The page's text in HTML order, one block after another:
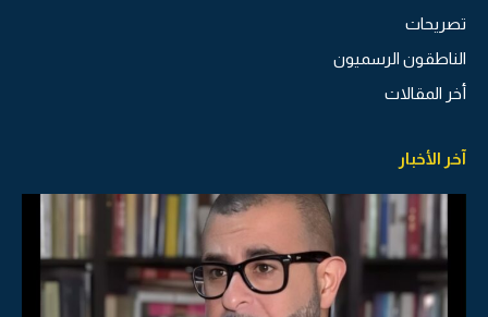
تصريحات
الناطقون الرسميون
أخر المقالات
آخر الأخبار